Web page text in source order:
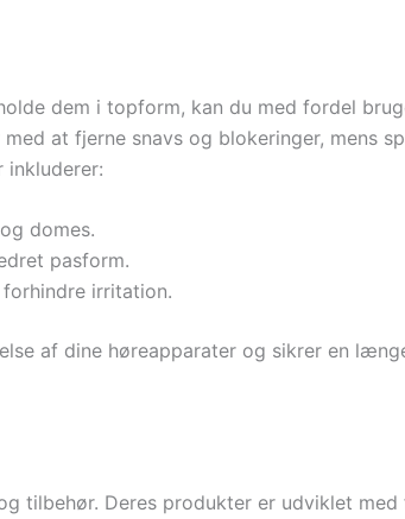
dem i topform, kan du med fordel
at fjerne snavs og blokeringer, mens
inkluderer:
domes.
pasform.
irritation.
af dine høreapparater og sikrer en
tilbehør. Deres produkter er udviklet